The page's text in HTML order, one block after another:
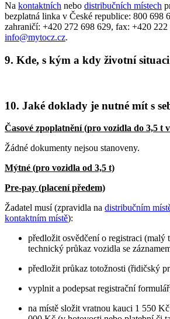
Na kontaktních nebo distribučních místech
bezplatná linka v České republice: 800 698
zahraničí: +420 272 698 629, fax: +420 222
info@mytocz.cz.
9. Kde, s kým a kdy životní
10. Jaké doklady je nutné mít s
Časové zpoplatnění (pro vozidla do 3,5 t
Žádné dokumenty nejsou stanoveny.
Mýtné (pro vozidla od 3,5 t)
Pre-pay (placení předem)
Žadatel musí (zpravidla na distribučním
kontaktním místě):
předložit osvědčení o registraci (malý
technický průkaz vozidla se
předložit průkaz totožnosti (řidičský
vyplnit a podepsat registrační
na místě složit vratnou kauci 1 550 Kč